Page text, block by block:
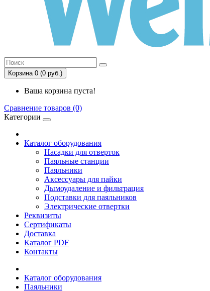
Корзина 0 (0 руб.)
Ваша корзина пуста!
Сравнение товаров (0)
Категории
Каталог оборудования
Насадки для отверток
Паяльные станции
Паяльники
Аксессуары для пайки
Дымоудаление и фильтрация
Подставки для паяльников
Электрические отвертки
Реквизиты
Сертификаты
Доставка
Каталог PDF
Контакты
Каталог оборудования
Паяльники